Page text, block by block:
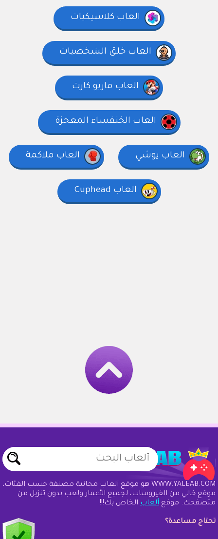
العاب كلاسيكيات
العاب خلق الشخصيات
العاب ماريو كارت
العاب الخنفساء المعجزة
العاب يوشي العاب ملاكمة
العاب Cuphead
WWW.YALEAB.COM هو موقع ألعاب مجانية مصنفة حسب الفئات،
موقع خالي من الفيروسات، لجميع الأعمار ولعب بدون تنزيل من
متصفحك. موقع ألعاب الخاص بك!!!
تحتاج مساعدة؟